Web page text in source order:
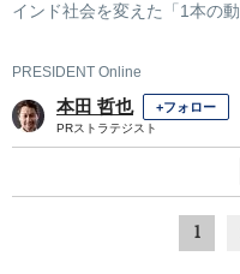
インド社会を変えた「1本の動
PRESIDENT Online
本田 哲也 +フォロー
PRストラテジスト
1